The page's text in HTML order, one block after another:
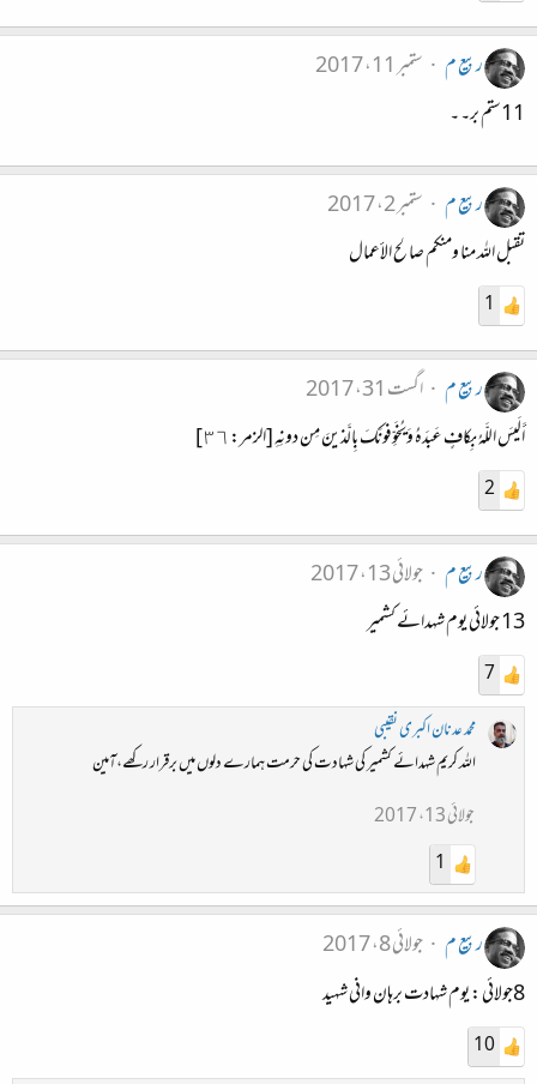
ربیع م
ستمبر 11، 2017
11ستم بر۔ ۔
ربیع م
ستمبر 2، 2017
تقبل الله منا ومنكم صالح الأعمال
1
ربیع م
اگست 31، 2017
أَلَيسَ اللَّهُ بِكافٍ عَبدَهُ وَيُخَوِّفونَكَ بِالَّذينَ مِن دونِهِ [الزمر: ٣٦]
2
ربیع م
جولائی 13، 2017
13 جولائی یوم شہدائے کشمیر
7
محمد عدنان اکبری نقیبی
اللہ کریم شہدائے کشمیر کی شہادت کی حرمت ہمارے دلوں میں برقرار رکھے،آمین
جولائی 13، 2017
1
ربیع م
جولائی 8، 2017
8جولائی : یوم شہادت برہان وانی شہید
10